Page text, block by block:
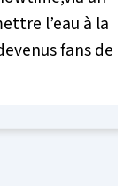
l’eau à la
fans de